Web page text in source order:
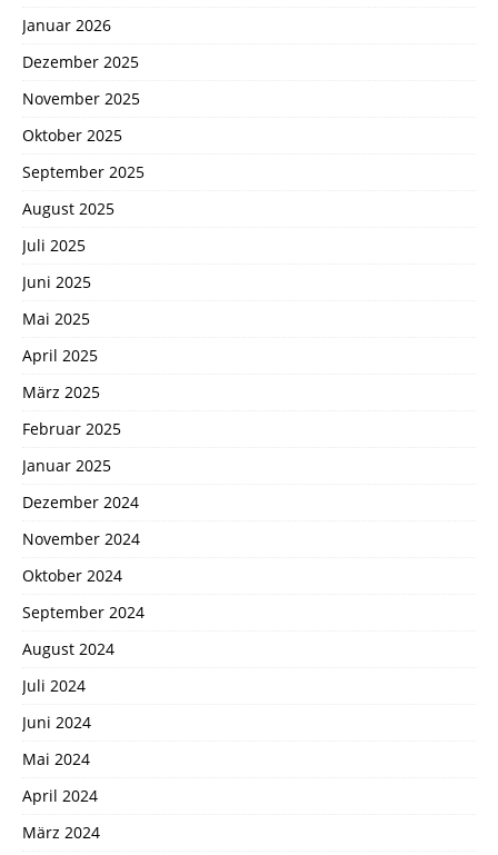
Januar 2026
Dezember 2025
November 2025
Oktober 2025
September 2025
August 2025
Juli 2025
Juni 2025
Mai 2025
April 2025
März 2025
Februar 2025
Januar 2025
Dezember 2024
November 2024
Oktober 2024
September 2024
August 2024
Juli 2024
Juni 2024
Mai 2024
April 2024
März 2024